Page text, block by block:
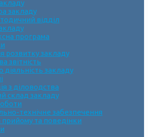
закладу
відділ
програма
розвитку закладу
звітність
діяльність закладу
з діловодства
склад закладу
технічне забезпечення
прийому та поведінки